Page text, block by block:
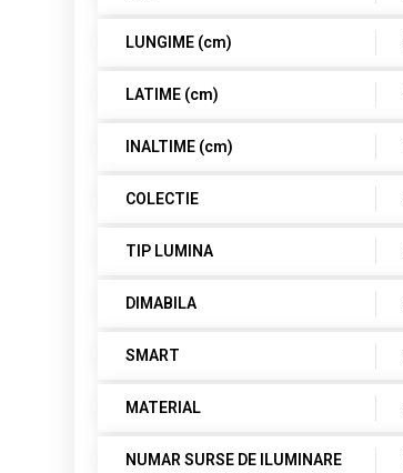
LUNGIME (cm)
LATIME (cm)
INALTIME (cm)
COLECTIE
TIP LUMINA
DIMABILA
SMART
MATERIAL
NUMAR SURSE DE ILUMINARE